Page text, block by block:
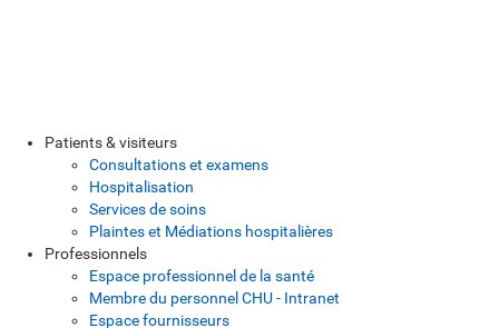
Patients & visiteurs
Consultations et examens
Hospitalisation
Services de soins
Plaintes et Médiations hospitalières
Professionnels
Espace professionnel de la santé
Membre du personnel CHU - Intranet
Espace fournisseurs